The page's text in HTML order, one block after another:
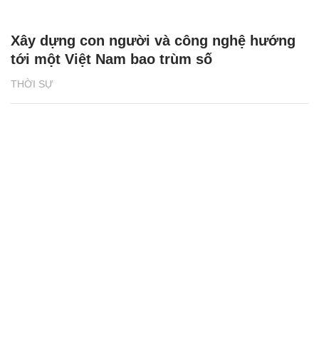
THỜI SỰ
Xây dựng con người và công nghệ hướng
tới một Việt Nam bao trùm số